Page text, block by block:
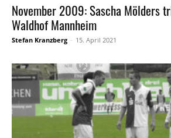
November 2009: Sascha Mölders
Waldhof Mannheim
Stefan Kranzberg - 15. April 2021